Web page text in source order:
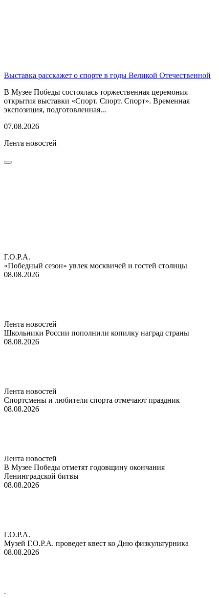
Выставка расскажет о спорте в годы Великой Отечественной
В Музее Победы состоялась торжественная церемония
открытия выставки «Спорт. Спорт. Спорт». Временная
экспозиция, подготовленная...
07.08.2026
Лента новостей
Г.О.Р.А.
«Победный сезон» увлек москвичей и гостей столицы
08.08.2026
Лента новостей
Школьники России пополнили копилку наград страны
08.08.2026
Лента новостей
Спортсмены и любители спорта отмечают праздник
08.08.2026
Лента новостей
В Музее Победы отметят годовщину окончания
Ленинградской битвы
08.08.2026
Г.О.Р.А.
Музей Г.О.Р.А. проведет квест ко Дню физкультурника
08.08.2026